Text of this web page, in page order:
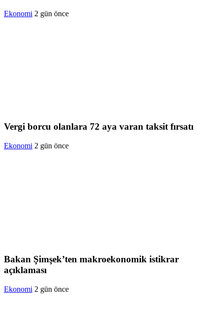
Ekonomi 2 gün önce
Vergi borcu olanlara 72 aya varan taksit fırsatı
Ekonomi 2 gün önce
Bakan Şimşek’ten makroekonomik istikrar
açıklaması
Ekonomi 2 gün önce